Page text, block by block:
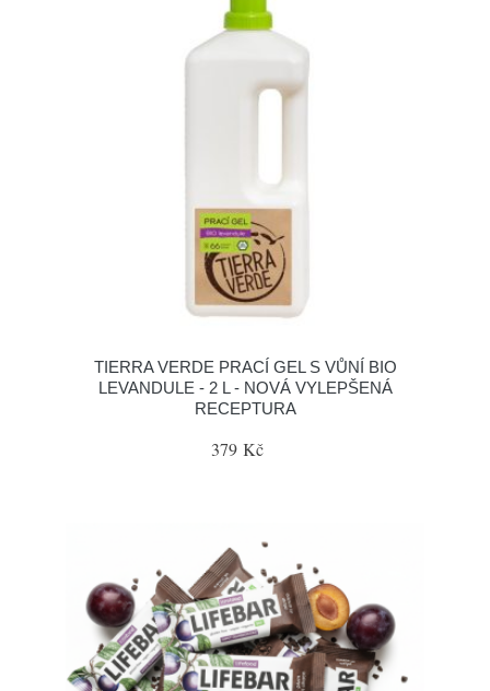
TIERRA VERDE PRACÍ GEL S VŮNÍ BIO
LEVANDULE - 2 L - NOVÁ VYLEPŠENÁ
RECEPTURA
379 Kč